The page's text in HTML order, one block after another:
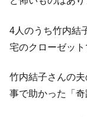
4人のうち竹内結
宅のクローゼット
竹内結子さんの
事で助かった「奇